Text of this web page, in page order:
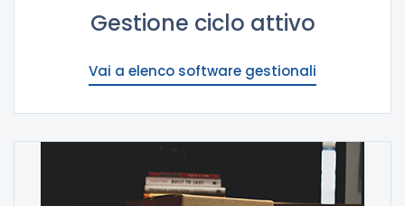
Gestione ciclo attivo
Vai a elenco software gestionali